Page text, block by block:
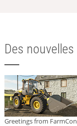
Des
Greetings from